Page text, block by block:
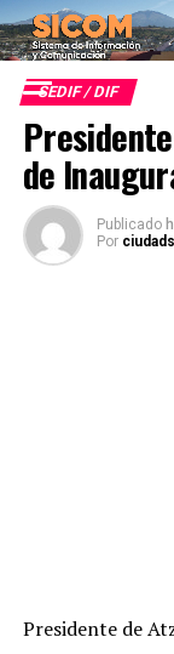
SEDIF / DIF
de
Publicado
Por
Presidente de